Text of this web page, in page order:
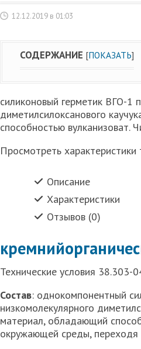
12.12.2019 в 01:03
СОДЕРЖАНИЕ [ПОКАЗАТЬ]
силиконовый герметик ВГО-1
диметилсилоксанового
способностью вулканизоват.
Просмотреть характеристики
Описание
Характеристики
Отзывов (0)
Технические условия 38.303-
Состав: однокомпонентный
низкомолекулярного
материал, обладающий
окружающей среды, переходя